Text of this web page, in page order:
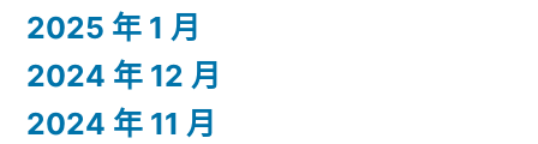
2025 年 1 月
2024 年 12 月
2024 年 11 月